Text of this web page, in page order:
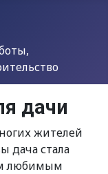
дачи
жителей
дача стала
любимым